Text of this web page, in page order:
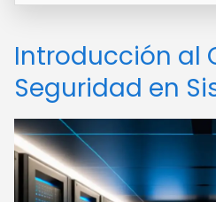
Introducción al
Seguridad en